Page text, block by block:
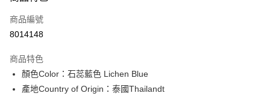
信用卡一次付款
信用卡分期付款
合作金庫商業銀行
華南商業銀行
彰化商業銀行
上海商業儲蓄銀行
台北富邦商業銀行
超商取貨付款
LINE Pay
商品編號
8014148
商品特色
顏色Color：石蕊藍色 Lichen Blue
產地Country of Origin：泰國Thailandt